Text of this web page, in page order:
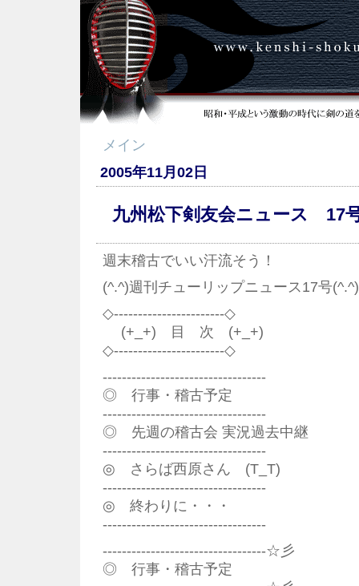
メイン
2005年11月02日
九州松下剣友会ニュース 17
週末稽古でいい汗流そう！
(^.^)週刊チューリップニュース17号(^.^)
◇-----------------------◇
(+_+) 目 次 (+_+)
◇-----------------------◇
----------------------------------
◎ 行事・稽古予定
----------------------------------
◎ 先週の稽古会 実況過去中継
----------------------------------
◎ さらば西原さん (T_T)
----------------------------------
◎ 終わりに・・・
----------------------------------
----------------------------------☆彡
◎ 行事・稽古予定